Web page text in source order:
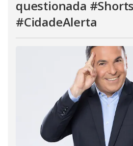
questionada #Shorts
#CidadeAlerta